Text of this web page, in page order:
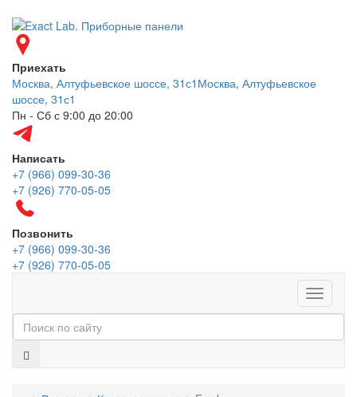
Приехать
Москва, Алтуфьевское шоссе, 31с1 Москва, Алтуфьевское
шоссе, 31с1
Пн - Сб с 9:00 до 20:00
Написать
+7 (966) 099-30-36
+7 (926) 770-05-05
Позвонить
+7 (966) 099-30-36
+7 (926) 770-05-05
Меню